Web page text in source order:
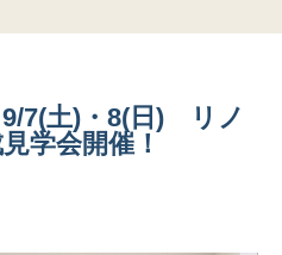
9/7(土)・8(日) リノ
学会開催！